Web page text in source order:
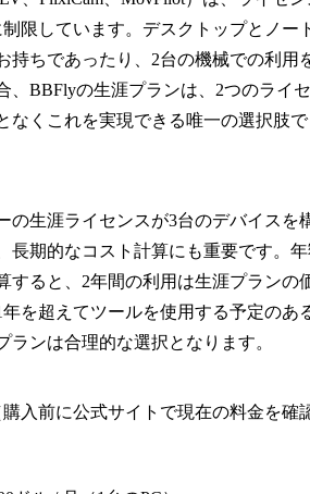
限しています。デスクトップとノー
持ちであったり、2台の機械での利用
、BBFlyの生涯プランは、2つのライセ
なくこれを実現できる唯一の選択肢で
の生涯ライセンスが3台のデバイスを
長期的なコスト計算にも重要です。
すると、2年間の利用は生涯プランの
を超えてツールを使用する予定のあ
ランは合理的な選択となります。
購入前に公式サイトで現在の料金を確